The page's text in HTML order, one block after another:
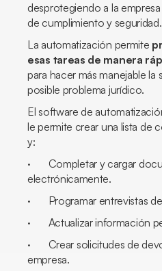
desprotegiendo a la
de cumplimiento y seguridad.
La automatización permite
esas tareas de manera
para hacer más manejable la
posible problema jurídico.
El software de
le permite crear una lista de
y:
· Completar y cargar
electrónicamente.
· Programar entrevistas de
· Actualizar información
· Crear solicitudes de
empresa.